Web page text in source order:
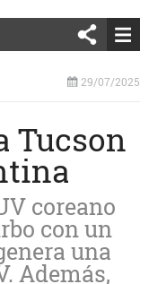
29/07/2025
Tucson
coreano
con un
una
Además,